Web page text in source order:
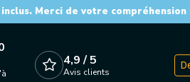
Merci de votre compréhension
4,9 / 5
Avis clients